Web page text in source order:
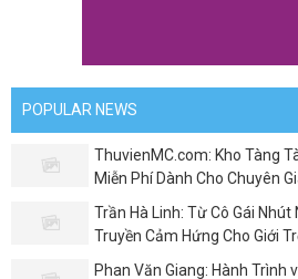
POPULAR NEWS
ThuvienMC.com: Kho Tàng
Miễn Phí Dành Cho Chuyên
Trần Hà Linh: Từ Cô Gái
Truyền Cảm Hứng Cho Giới
Phan Văn Giang: Hành Trình